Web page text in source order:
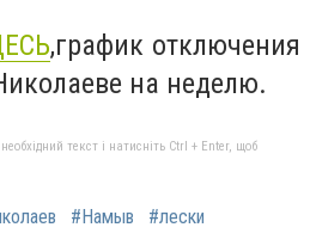
,график отключения
на неделю.
текст і натисніть Ctrl + Enter, щоб
#Намыв
#лески